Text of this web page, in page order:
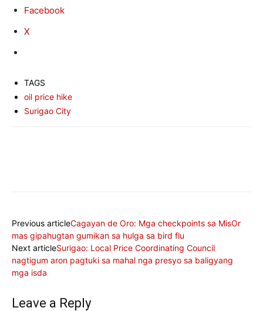
Facebook
X
TAGS
oil price hike
Surigao City
Previous articleCagayan de Oro: Mga checkpoints sa MisOr
mas gipahugtan gumikan sa hulga sa bird flu
Next articleSurigao: Local Price Coordinating Council
nagtigum aron pagtuki sa mahal nga presyo sa baligyang
mga isda
Leave a Reply